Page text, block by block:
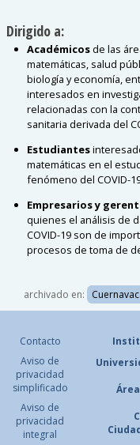
Dirigido a:
Académicosde las
matemáticas, salud
biología y economía,
interesados en
relacionadas con la
sanitaria derivada del
Estudiantes
matemáticas en el
fenómeno del COVID-
Empresarios y
quienes el análisis de
COVID-19 son de
procesos de toma de
archivado en:
Contacto
Aviso de
privacidad
simplificado
Aviso de
privacidad
integral